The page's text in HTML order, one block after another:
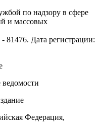
по надзору в сфере
и массовых
Дата регистрации:
Федерация,